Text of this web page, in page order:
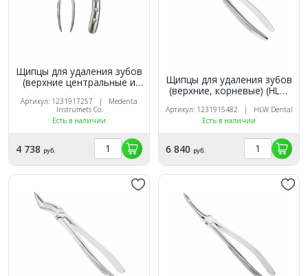
Щипцы для удаления зубов
(верхние центральные и
Артикул: 1231917257 | Medenta
Instrumets Co.
Есть в наличии
4 738 руб.
Щипцы для удаления зубов
(верхние, корневые) (HLW
Артикул: 1231915482 | HLW Dental
Есть в наличии
6 840 руб.